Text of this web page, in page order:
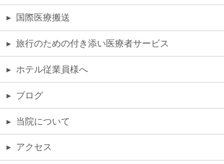
▸ 国際医療搬送
▸ 旅行のための付き添い医療者サービス
▸ ホテル従業員様へ
▸ ブログ
▸ 当院について
▸ アクセス